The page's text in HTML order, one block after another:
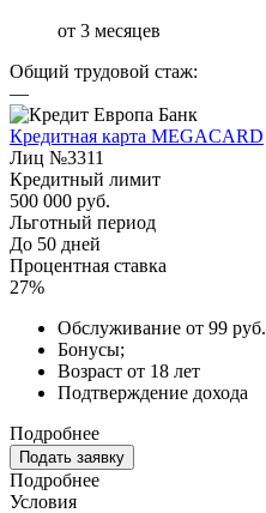
от 3 месяцев
Общий трудовой стаж:
—
Кредитная карта MEGACARD
Лиц №3311
Кредитный лимит
500 000 руб.
Льготный период
До 50 дней
Процентная ставка
27%
Обслуживание от 99 руб.
Бонусы;
Возраст от 18 лет
Подтверждение дохода
Подробнее
Подать заявку
Подробнее
Условия